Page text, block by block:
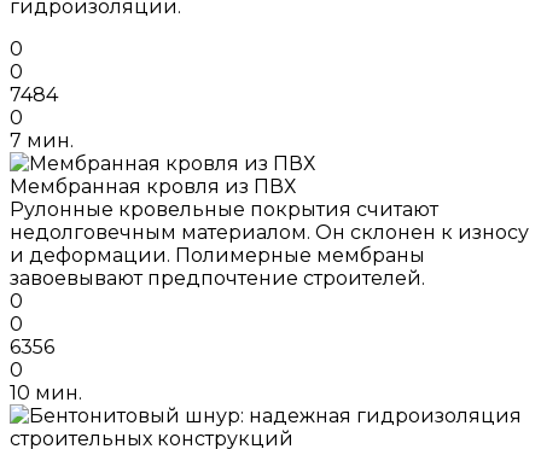
гидроизоляции.
0
0
7484
0
7 мин.
Мембранная кровля из ПВХ
Рулонные кровельные покрытия считают
недолговечным материалом. Он склонен к износу
и деформации. Полимерные мембраны
завоевывают предпочтение строителей.
0
0
6356
0
10 мин.